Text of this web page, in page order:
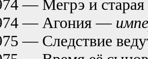
— Мегрэ и старая
— Агония —
— Следствие